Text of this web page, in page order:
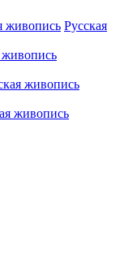
живопись Русская
живопись
живопись
живопись